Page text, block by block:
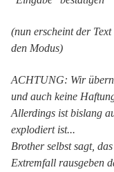
(nun erscheint der
den Modus)
ACHTUNG: Wir
und auch keine
Allerdings ist bislang
explodiert ist...
Brother selbst sagt,
Extremfall rausgeben